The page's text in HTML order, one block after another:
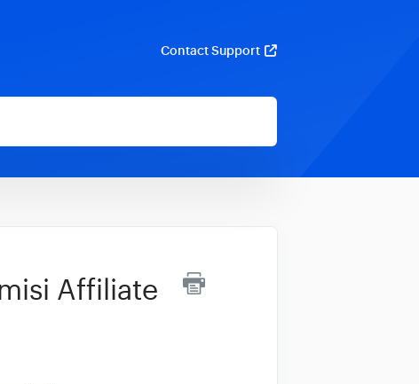
Contact Support
Affiliate